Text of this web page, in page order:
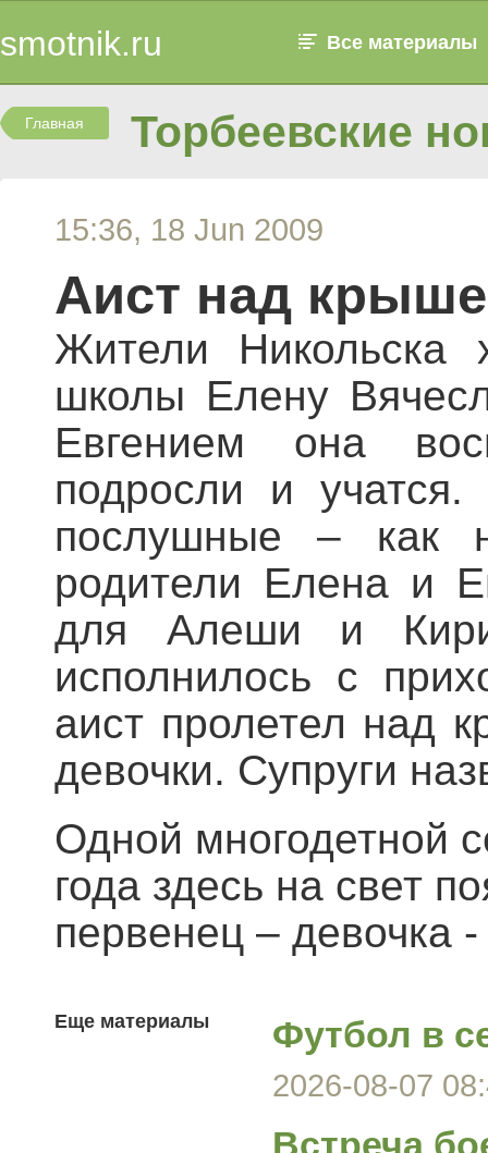
smotnik.ru Все материалы
Главная Торбеевские
15:36, 18 Jun 2009
Аист над
Жители Никольска
школы Елену
Евгением она
подросли и
послушные – как
родители Елена и
для Алеши и
исполнилось с
аист пролетел над
девочки. Супруги
Одной многодетной
года здесь на свет
первенец – девочка
Еще материалы Футбол в
2026-08-07
Встреча